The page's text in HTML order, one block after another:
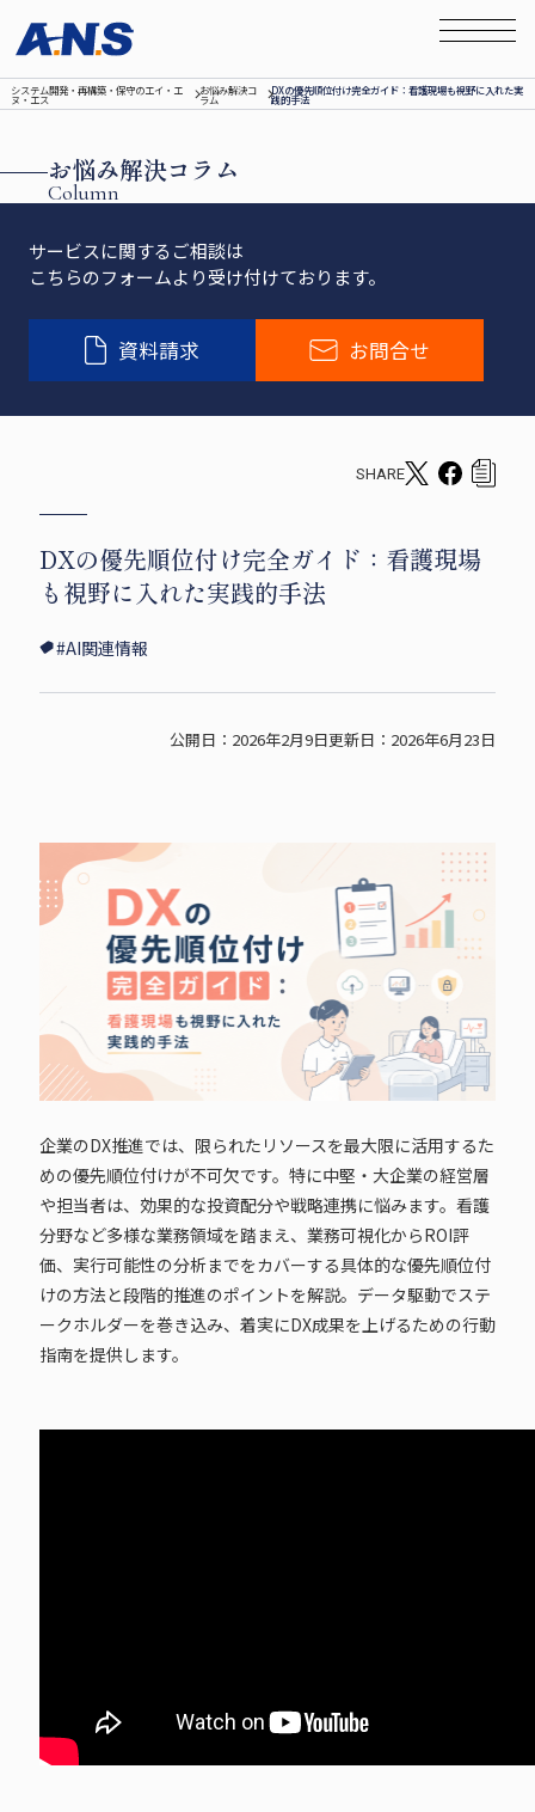
システム開発‧再構築‧保守のエイ‧エ
ヌ‧エス
お悩み解決コ
ラム
DXの優先順位付け完全ガイド：看護現場も視野に入れた実
践的手法
Column
お悩み解決コラム
サービスに関するご相談は
こちらのフォームより受け付けております。
資料請求 お問合せ
SHARE
T
i
r
F
c
o
r
DXの優先順位付け完全ガイド：看護現場
も視野に入れた実践的手法
#AI関連情報
公開日：2026年2月9日更新日：2026年6月23日
企業のDX推進では、限られたリソースを最大限に活用するた
めの優先順位付けが不可欠です。特に中堅・大企業の経営層
や担当者は、効果的な投資配分や戦略連携に悩みます。看護
分野など多様な業務領域を踏まえ、業務可視化からROI評
価、実行可能性の分析までをカバーする具体的な優先順位付
けの方法と段階的推進のポイントを解説。データ駆動でステ
ークホルダーを巻き込み、着実にDX成果を上げるための行動
指南を提供します。